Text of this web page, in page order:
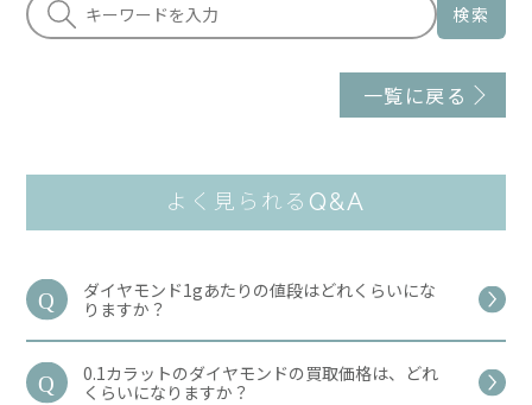
検索
一覧に戻る
よく見られる Q&A
ダイヤモンド1gあたりの値段はどれくらいにな
りますか？
0.1カラットのダイヤモンドの買取価格は、どれ
くらいになりますか？